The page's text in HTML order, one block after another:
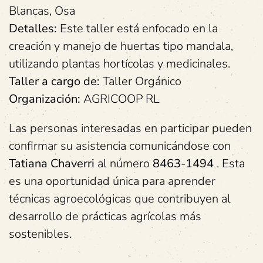
Blancas, Osa
Detalles: Este taller está enfocado en la
creación y manejo de huertas tipo mandala,
utilizando plantas hortícolas y medicinales.
Taller a cargo de: Taller Orgánico
Organización: AGRICOOP RL
Las personas interesadas en participar pueden
confirmar su asistencia comunicándose con
Tatiana Chaverri al número 8463-1494 . Esta
es una oportunidad única para aprender
técnicas agroecológicas que contribuyen al
desarrollo de prácticas agrícolas más
sostenibles.